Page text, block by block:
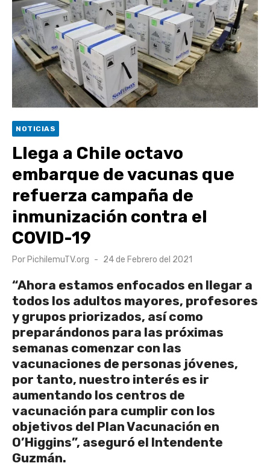
Retrospectiva 2026 | Capítulo 03: lessons on flight – Cecilia
Araneda
Cantor Popular Raúl Acevedo celebra 50 años de carrera en
Pichilemu
Cóctel de Sábado: Sistema frontal en Pichilemu junto al
alcalde Roberto Córdova
esterilización de mascotas
NOTICIAS
Llega a Chile octavo
embarque de vacunas que
refuerza campaña de
inmunización contra el
COVID-19
Por PichilemuTV.org
Publicado
24 de Febrero del 2021
“Ahora estamos enfocados en llegar a
todos los adultos mayores, profesores
y grupos priorizados, así como
preparándonos para las próximas
semanas comenzar con las
vacunaciones de personas jóvenes,
por tanto, nuestro interés es ir
aumentando los centros de
vacunación para cumplir con los
objetivos del Plan Vacunación en
O’Higgins”, aseguró el Intendente
Guzmán.